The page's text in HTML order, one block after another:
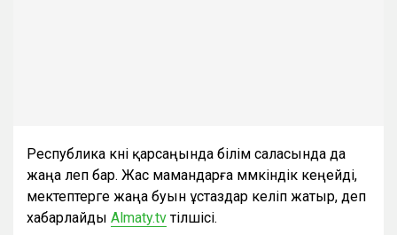
Республика күні қарсаңында білім саласында да
жаңа леп бар. Жас мамандарға мүмкіндік кеңейді,
мектептерге жаңа буын ұстаздар келіп жатыр, деп
хабарлайды Аlmaty.tvтілшісі.